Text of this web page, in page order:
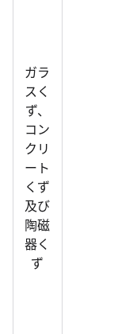
ガラ
スく
ず、
コン
クリ
ート
くず
及び
陶磁
器く
ず